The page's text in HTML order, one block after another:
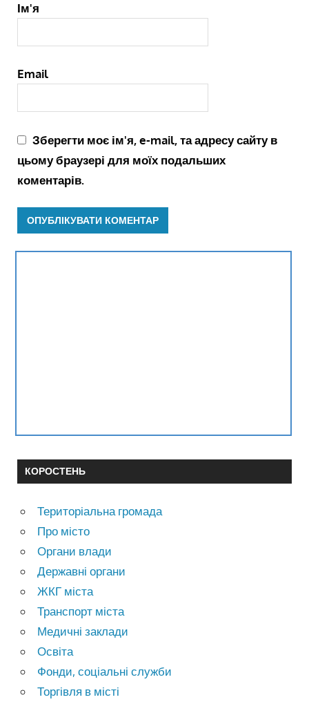
Ім'я
Email
Зберегти моє ім'я, e-mail, та адресу сайту в
цьому браузері для моїх подальших
коментарів.
КОРОСТЕНЬ
Територіальна громада
Про місто
Органи влади
Державні органи
ЖКГ міста
Транспорт міста
Медичні заклади
Освіта
Фонди, соціальні служби
Торгівля в місті